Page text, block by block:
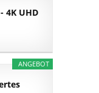
4K UHD
ANGEBOT